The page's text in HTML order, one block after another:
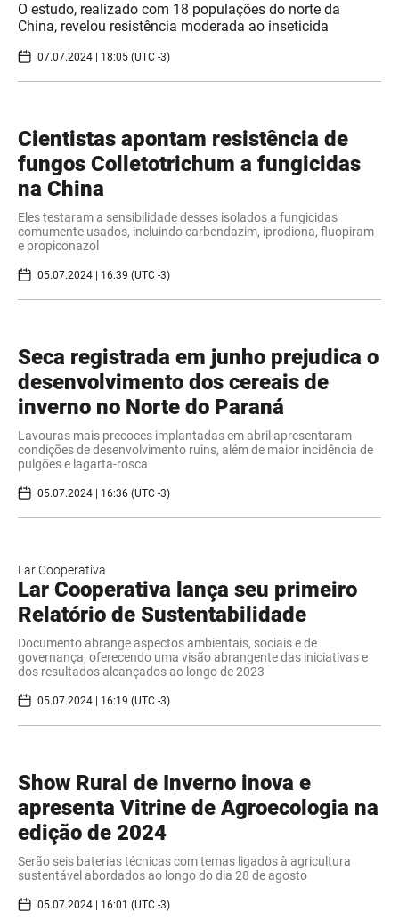
O estudo, realizado com 18 populações do norte da
China, revelou resistência moderada ao inseticida
07.07.2024 | 18:05 (UTC -3)
Cientistas apontam resistência de
fungos Colletotrichum a fungicidas
na China
Eles testaram a sensibilidade desses isolados a fungicidas
comumente usados, incluindo carbendazim, iprodiona, fluopiram
e propiconazol
05.07.2024 | 16:39 (UTC -3)
Seca registrada em junho prejudica o
desenvolvimento dos cereais de
inverno no Norte do Paraná
Lavouras mais precoces implantadas em abril apresentaram
condições de desenvolvimento ruins, além de maior incidência de
pulgões e lagarta-rosca
05.07.2024 | 16:36 (UTC -3)
Lar Cooperativa
Lar Cooperativa lança seu primeiro
Relatório de Sustentabilidade
Documento abrange aspectos ambientais, sociais e de
governança, oferecendo uma visão abrangente das iniciativas e
dos resultados alcançados ao longo de 2023
05.07.2024 | 16:19 (UTC -3)
Show Rural de Inverno inova e
apresenta Vitrine de Agroecologia na
edição de 2024
Serão seis baterias técnicas com temas ligados à agricultura
sustentável abordados ao longo do dia 28 de agosto
05.07.2024 | 16:01 (UTC -3)